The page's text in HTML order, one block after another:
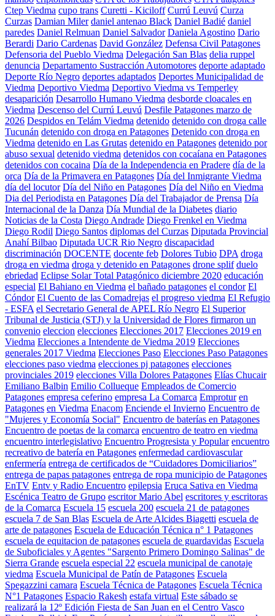
Ctep Viedma cupo trans Curetti - Kiciloff Currú Leuvú Curza
Curzas Damian Miler daniel antenao Black Daniel Badié daniel
paredes Daniel Relmuan Daniel Salvador Daniela Agostino Dario
Berardi Dario Cardenas David González Defensa Civil Patagones
Defensoria del Pueblo Viedma Delegación San Blas delia ruppel
denuncia Departamento Sustracción Automotores deporte adaptado
Deporte Río Negro deportes adaptados Deportes Municipalidad de
Viedma Deportivo Viedma Deportivo Viedma vs Temperley
desaparición Desarrollo Humano Viedma desborde cloacales en
Viedma Descenso del Currú Leuvú Desfile Patagones marzo de
2026 Despidos en Telám Viedma detenido detenido con droga calle
Tucunán detenido con droga en Patagones Detenido con droga en
Viedma detenido en Las Grutas detenido en Patagones detenido por
abuso sexual detenido viedma detenidos con cocaíana en Patagones
detenidos con cocaina Día de la Independencia en Pradere día de la
orca Día de la Primavera en Patagones Día del Inmigrante Viedma
día del locutor Día del Niño en Patagones Día del Niño en Viedma
Dia del Periodista en Patagones Día del Trabajador de Prensa Día
Internacional de la Danza Día Mundial de la Diabetes diario
Noticias de la Costa Diego Andrade Diego Frenkel en Viedma
Diego Rodil Diego Santos diplomas del Curzas Diputada Provincial
Anahí Bilbao Diputada UCR Rio Negro discapacidad
discriminación DOCENTE docente feb Dolores Tubio DPA droga
droga en viedma droga y detenido en Patagones drone splif duelo
ebriedad Eclipse Solar Total Patagónico diciembre 2020 educación
especial El Bahiano en Viedma el bañado patagones el condor El
Cóndor El Cuento de las Comadrejas el progreso viedma El Refugio
- ESFA el Secretario General de APEL Río Negro El Superior
Tribunal de Justicia (STJ) y la Universidad de Flores firmaron un
convenio eleccion elecciones Elecciones 2017 Elecciones 2019 en
Viedma Elecciones a Intendente de Viedma 2019 Elecciones
generales 2017 Viedma Elecciones Paso Elecciones Paso Patagones
elecciones paso viedma elecciones pj patagones elecciones
provinciales 2019 elecciones Villa Dolores Patagones Elías Chucair
Emiliano Balbin Emilio Collueque Empleados de Comercio
Patagones empresa ceferino empresa La Comarca Emprotur en
Patagones en Viedma Enacom Enciende el Invierno Encuentro de
"Mujeres y Economía Social" Encuentro de baterías en Patagones
Encuentro de poetas de la comarca encuentro de teatro en viedma
encuentro interlegislativo Encuentro Progresista y Popular encuentro
recreativo de batería en Patagones enfermedad cardiovascular
enfermería entrega de certificados de “Cuidadores Domiciliarios”
entrega de papas patagones entrega de ropa municipio de Patagones
EnTV Entv y Radio Encuentro epilepsia Eruca Sativa en Viedma
Escénica Teatro de Grupo escritor Mario Abel escritores y escritoras
de la Comarca Escuela 15 escuela 200 escuela 21 de patagones
escuela 7 de San Blas Escuela de Arte Alcides Biagetti escuela de
arte de patagones Escuela de Educación Técnica n° 1 Patagones
escuela de equitacion de patagones escuela de guardavidas Escuela
de Suboficiales y Agentes "Sargento Primero Domingo Salinas" de
Sierra Grande escuela especial 22 escuela municipal de canotaje
viedma Escuela Municipal de Patín de Patagones Escuela
Spegazzini camara Escuela Técnica de Patagones Escuela Técnica
N°1 Patagones Espacio Rakesh estafa virtual Este sábado se
realizará la 12º Edición Fiesta de San Juan en el Centro Vasco